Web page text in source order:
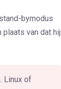
bymodus
plaats van dat hij
Linux of